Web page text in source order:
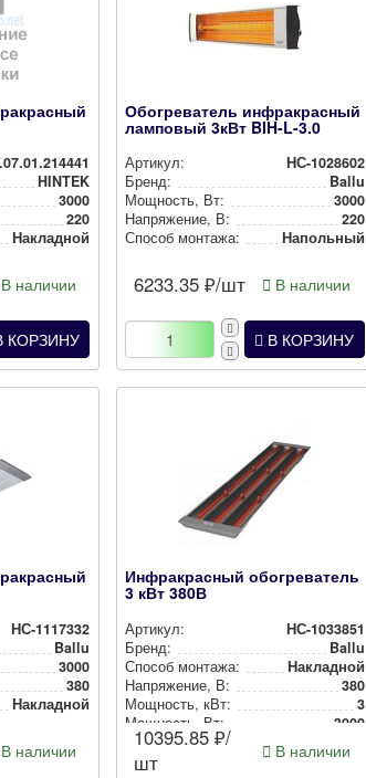
HINTEK
3000
220
Накладной
В наличии
КОРЗИНУ
Обогреватель инфракрасный
ламповый 3кВт BIH-L-3.0
Артикул:
НС-1028602
Бренд:
Ballu
Мощность, Вт:
3000
Нап­ря­же­ние, В:
220
Способ монтажа:
Напольный
6233.35 ₽/шт В наличии
В КОРЗИНУ
НС-1117332
Ballu
3000
380
Накладной
В наличии
Инфракрасный обогреватель
3 кВт 380В
Артикул:
НС-1033851
Бренд:
Ballu
Способ монтажа:
Накладной
Нап­ря­же­ние, В:
380
Мощность, кВт:
3
Мощность, Вт:
3000
10395.85 ₽/
шт
В наличии